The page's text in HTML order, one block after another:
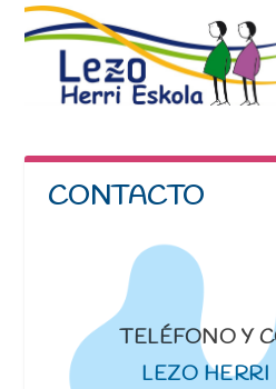
CONTACTO
TELÉFONO Y
LEZO HERRI